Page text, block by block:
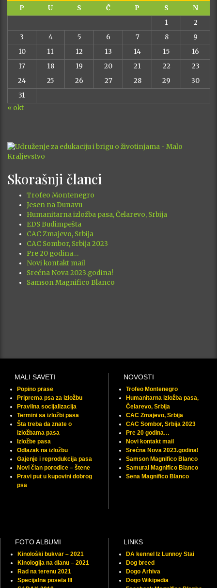
P
U S Č P S
N
1
2
3
4 5 6 7 8
9
10
11 12 13 14 15
16
17
18 19 20 21 22
23
24
25 26 27 28 29
30
31
« okt
Skorašnji članci
Trofeo Montenegro
Jesen na Dunavu
Humanitarna izložba pasa, Čelarevo, Srbija
EDS Budimpešta
CAC Zmajevo, Srbija
CAC Sombor, Srbija 2023
Pre 20 godina…
Novi kontakt mail
Srećna Nova 2023.godina!
Samson Magnifico Blanco
MALI SAVETI
Popino prase
Priprema psa za izložbu
Pravilna socijalizacija
Termini sa izložbi pasa
Šta treba da znate o
izložbama pasa
Izložbe pasa
Odlazak na izložbu
Gajenje i reprodukcija pasa
Novi član porodice – štene
Pravi put u kupovini dobrog
psa
NOVOSTI
Trofeo Montenegro
Humanitarna izložba pasa,
Čelarevo, Srbija
CAC Zmajevo, Srbija
CAC Sombor, Srbija 2023
Pre 20 godina…
Novi kontakt mail
Srećna Nova 2023.godina!
Samson Magnifico Blanco
Samurai Magnifico Blanco
Sena Magnifico Blanco
FOTO ALBUMI
Kinološki bukvar – 2021
Kinologija na dlanu – 2021
Rad na terenu 2021
Specijalna poseta III
LINKS
DA kennel Iz Lunnoy Stai
Dog breed
Dogo Arhiva
Dogo Wikipedia